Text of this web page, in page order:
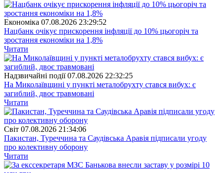
Економіка 07.08.2026 23:29:52
Нацбанк очікує прискорення інфляції до 10% цьогоріч та
зростання економіки на 1,8%
Читати
Надзвичайні події 07.08.2026 22:32:25
На Миколаївщині у пункті металобрухту стався вибух: є
загиблий, двоє травмовані
Читати
Свiт 07.08.2026 21:34:06
Пакистан, Туреччина та Саудівська Аравія підписали угоду
про колективну оборону
Читати